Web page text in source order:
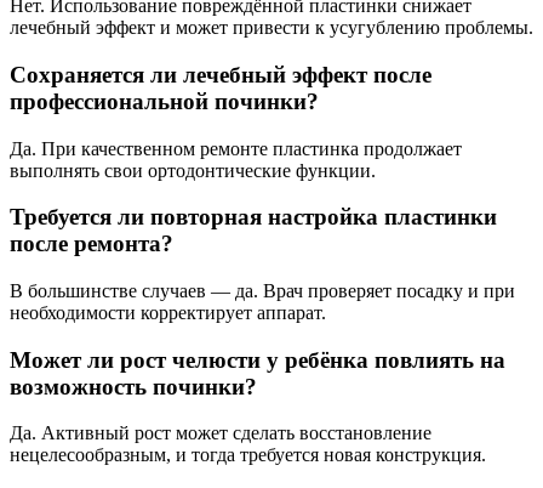
Нет. Использование повреждённой пластинки снижает
лечебный эффект и может привести к усугублению проблемы.
Сохраняется ли лечебный эффект после
профессиональной починки?
Да. При качественном ремонте пластинка продолжает
выполнять свои ортодонтические функции.
Требуется ли повторная настройка пластинки
после ремонта?
В большинстве случаев — да. Врач проверяет посадку и при
необходимости корректирует аппарат.
Может ли рост челюсти у ребёнка повлиять на
возможность починки?
Да. Активный рост может сделать восстановление
нецелесообразным, и тогда требуется новая конструкция.